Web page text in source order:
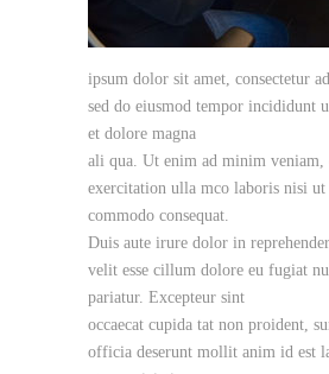
ipsum dolor sit amet, consectetur
sed do eiusmod tempor incididunt
et dolore magna
ali qua. Ut enim ad minim veniam,
exercitation ulla mco laboris nisi ut
commodo consequat.
Duis aute irure dolor in
velit esse cillum dolore eu fugiat
pariatur. Excepteur sint
occaecat cupida tat non proident,
officia deserunt mollit anim id est